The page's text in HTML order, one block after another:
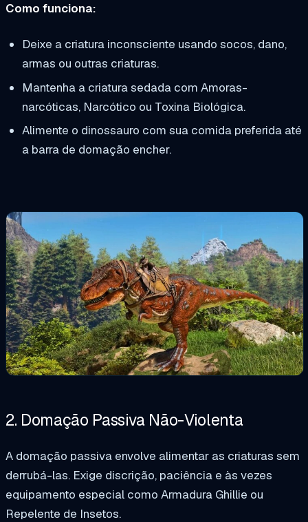
Como funciona:
Deixe a criatura inconsciente usando socos, dano,
armas ou outras criaturas.
Mantenha a criatura sedada com Amoras-
narcóticas, Narcótico ou Toxina Biológica.
Alimente o dinossauro com sua comida preferida até
a barra de domação encher.
2. Domação Passiva Não-Violenta
A domação passiva envolve alimentar as criaturas sem
derrubá-las. Exige discrição, paciência e às vezes
equipamento especial como Armadura Ghillie ou
Repelente de Insetos.